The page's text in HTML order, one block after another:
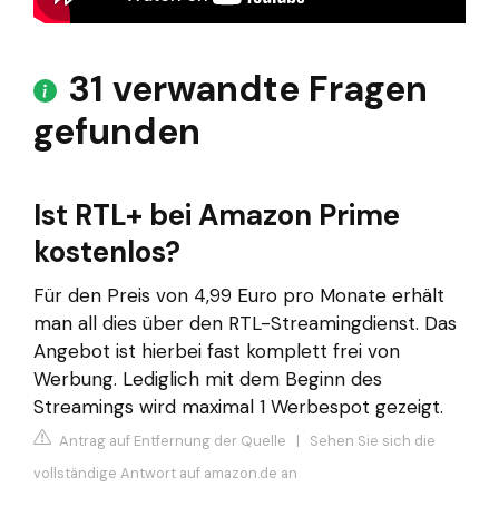
31 verwandte Fragen
gefunden
Ist RTL+ bei Amazon Prime
kostenlos?
Für den Preis von 4,99 Euro pro Monate erhält
man all dies über den RTL-Streamingdienst. Das
Angebot ist hierbei fast komplett frei von
Werbung. Lediglich mit dem Beginn des
Streamings wird maximal 1 Werbespot gezeigt.
Antrag auf Entfernung der Quelle | Sehen Sie sich die
vollständige Antwort auf amazon.de an